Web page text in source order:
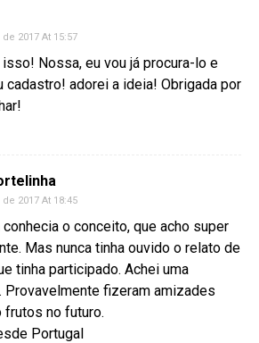
2017 At 15:57
Nossa, eu vou já procura-lo e
cadastro! adorei a ideia! Obrigada por
2017 At 18:45
conhecia o conceito, que acho super
Mas nunca tinha ouvido o relato de
tinha participado. Achei uma
Provavelmente fizeram amizades
frutos no futuro.
Portugal